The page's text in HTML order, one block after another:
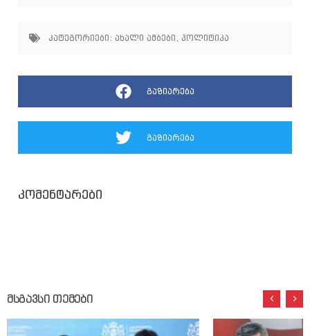
კატეგორიები: ახალი ამბები , პოლიტიკა
გაზიარება
გაზიარება
კომენტარები
მსგავსი თემები